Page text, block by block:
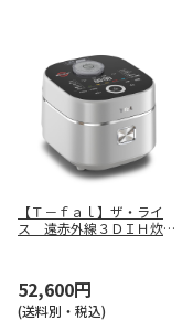
【Ｔ－ｆａｌ】ザ・ライ
ス 遠赤外線３ＤＩＨ炊飯
52,600円
(送料別・税込)